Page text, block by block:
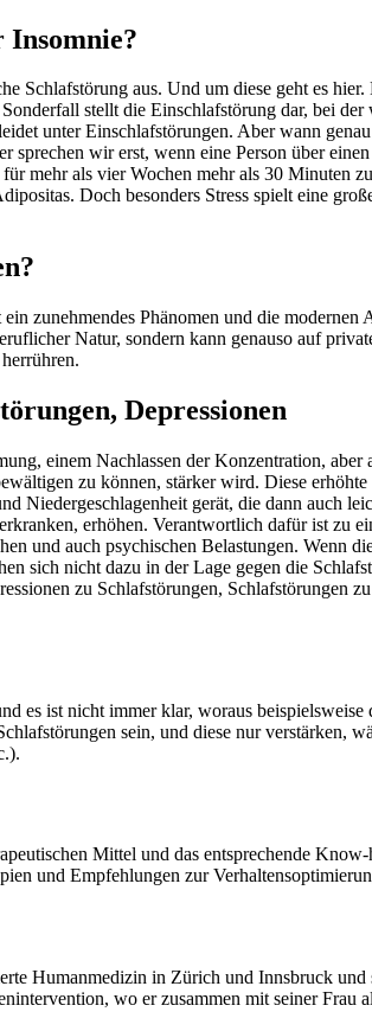
Insomnie?
Schlafstörung aus. Und um diese geht es
stellt die Einschlafstörung dar, bei
unter Einschlafstörungen. Aber wann
sprechen wir erst, wenn eine Person über
mehr als vier Wochen mehr als 30 Minuten
Doch besonders Stress spielt eine
zunehmendes Phänomen und die
Natur, sondern kann genauso auf
Depressionen
einem Nachlassen der Konzentration,
zu können, stärker wird. Diese
Niedergeschlagenheit gerät, die dann auch
erhöhen. Verantwortlich dafür ist zu
und auch psychischen Belastungen. Wenn
sich nicht dazu in der Lage gegen die
zu Schlafstörungen, Schlafstörungen
es ist nicht immer klar, woraus
sein, und diese nur verstärken,
Mittel und das entsprechende
und Empfehlungen zur
Humanmedizin in Zürich und Innsbruck
wo er zusammen mit seiner